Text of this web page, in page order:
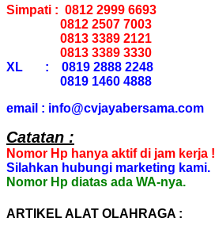
Simpati : 0812 2999 6693
0812 2507 7003
0813 3389 2121
0813 3389 3330
XL : 0819 2888 2248
0819 1460 4888
email : info@cvjayabersama.com
Catatan :
Nomor Hp hanya aktif di jam kerja !
Silahkan hubungi marketing kami.
Nomor Hp diatas ada WA-nya.
ARTIKEL ALAT OLAHRAGA :